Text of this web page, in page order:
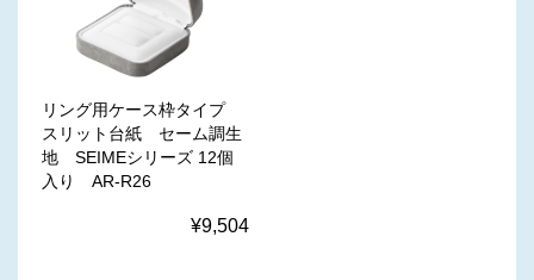
リング用ケース枠タイプ
スリット台紙 セーム調生
地 SEIMEシリーズ 12個
入り AR-R26
¥9,504